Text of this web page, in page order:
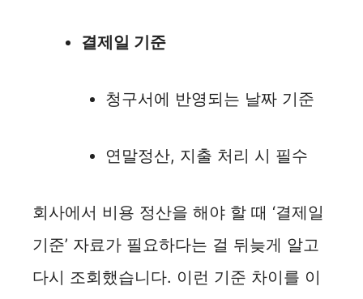
결제일 기준
청구서에 반영되는 날짜 기준
연말정산, 지출 처리 시 필수
회사에서 비용 정산을 해야 할 때 ‘결제일
기준’ 자료가 필요하다는 걸 뒤늦게 알고
다시 조회했습니다. 이런 기준 차이를 이